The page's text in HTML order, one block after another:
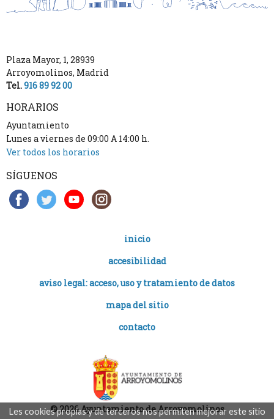
Les cookies propias y de terceros nos permiten mejorar este sitio
Plaza Mayor, 1, 28939
Arroyomolinos, Madrid
Tel.916 89 92 00
HORARIOS
Ayuntamiento
Lunes a viernes de 09:00 A 14:00 h.
Ver todos los horarios
SÍGUENOS
inicio
accesibilidad
aviso legal: acceso, uso y tratamiento de datos
mapa del sitio
contacto
© 2026 Ayuntamiento de Arroyomolinos